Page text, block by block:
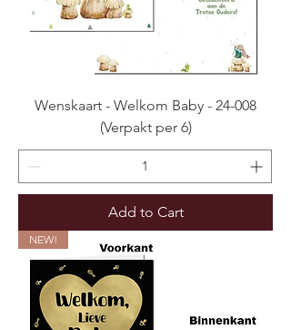
Wenskaart - Welkom Baby - 24-008
(Verpakt per 6)
Add to Cart
NEW!